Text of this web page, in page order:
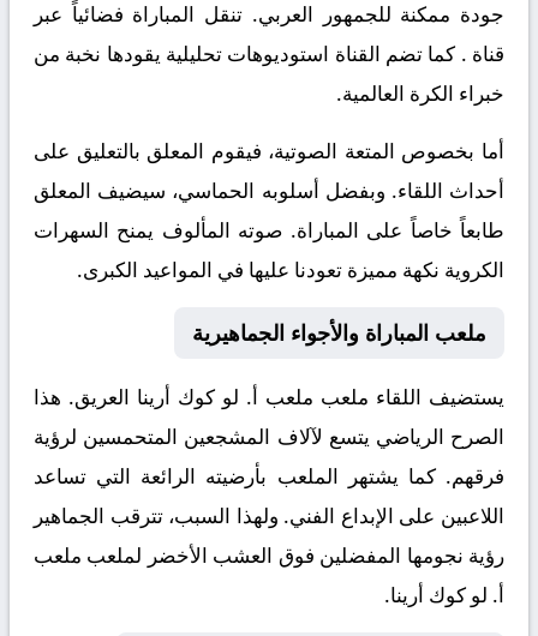
جودة ممكنة للجمهور العربي. تنقل المباراة فضائياً عبر
قناة . كما تضم القناة استوديوهات تحليلية يقودها نخبة من
خبراء الكرة العالمية.
أما بخصوص المتعة الصوتية، فيقوم المعلق بالتعليق على
أحداث اللقاء. وبفضل أسلوبه الحماسي، سيضيف المعلق
طابعاً خاصاً على المباراة. صوته المألوف يمنح السهرات
الكروية نكهة مميزة تعودنا عليها في المواعيد الكبرى.
ملعب المباراة والأجواء الجماهيرية
يستضيف اللقاء ملعب ملعب أ. لو كوك أرينا العريق. هذا
الصرح الرياضي يتسع لآلاف المشجعين المتحمسين لرؤية
فرقهم. كما يشتهر الملعب بأرضيته الرائعة التي تساعد
اللاعبين على الإبداع الفني. ولهذا السبب، تترقب الجماهير
رؤية نجومها المفضلين فوق العشب الأخضر لملعب ملعب
أ. لو كوك أرينا.